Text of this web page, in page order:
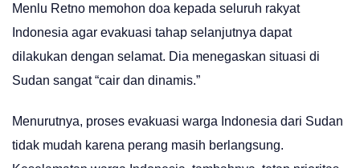
Menlu Retno memohon doa kepada seluruh rakyat
Indonesia agar evakuasi tahap selanjutnya dapat
dilakukan dengan selamat. Dia menegaskan situasi di
Sudan sangat “cair dan dinamis.”
Menurutnya, proses evakuasi warga Indonesia dari Sudan
tidak mudah karena perang masih berlangsung.